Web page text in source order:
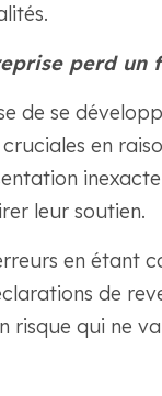
perd un
de se
en
leur soutien.
en étant
de
risque qui ne